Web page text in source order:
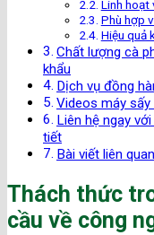
Linh hoạt
Phù hợp
Hiệu quả
Chất lượng cà
khẩu
Dịch vụ đồng
Videos máy sấy
Liên hệ ngay
tiết
Bài viết liên quan
Thách thức
cầu về công